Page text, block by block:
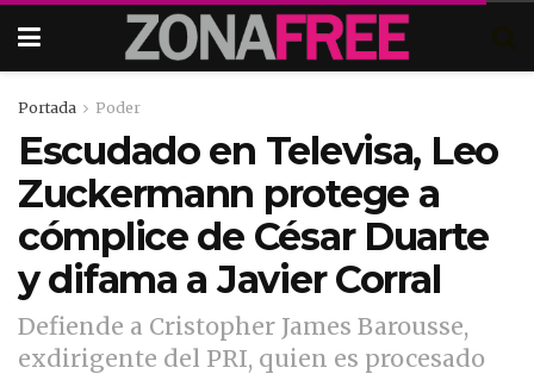
Portada Poder
Escudado en Televisa, Leo
Zuckermann protege a
cómplice de César Duarte
y difama a Javier Corral
Defiende a Cristopher James Barousse,
exdirigente del PRI, quien es procesado